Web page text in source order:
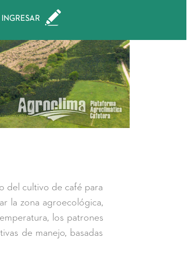
del cultivo de café para
la zona agroecológica,
los patrones
de manejo, basadas